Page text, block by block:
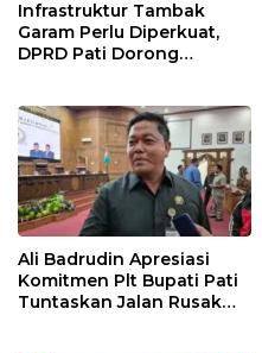
Infrastruktur Tambak
Garam Perlu Diperkuat,
DPRD Pati Dorong
Ali Badrudin Apresiasi
Komitmen Plt Bupati Pati
Tuntaskan Jalan Rusak